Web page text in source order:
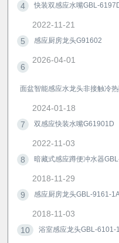
4
快装双感应水嘴GBL-
2022-11-21
5
感应厨房龙头G91602
2026-04-01
6
面盆智能感应水龙头非接触冷
2024-01-18
7
双感应快装水嘴G61901D
2022-11-03
8
暗藏式感应蹲便冲水器
2018-11-29
9
感应厨房龙头GBL-9161-
2018-11-03
10
浴室感应龙头GBL-6101-